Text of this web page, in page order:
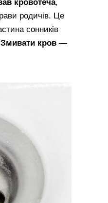
кровотеча,
родичів. Це
сонників
Змивати кров —